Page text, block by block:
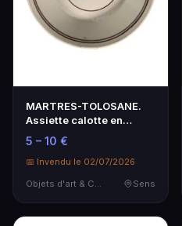
MARTRES-TOLOSANE.
Assiette calotte en
faïence à décor floral…
5 – 10 €
📅 Invendu le 02/07/2026
Objets d'art & Curiosités
Sens